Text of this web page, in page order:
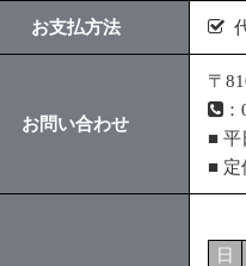
お支払方法
お問い合わせ
〒
■
■ 定
日